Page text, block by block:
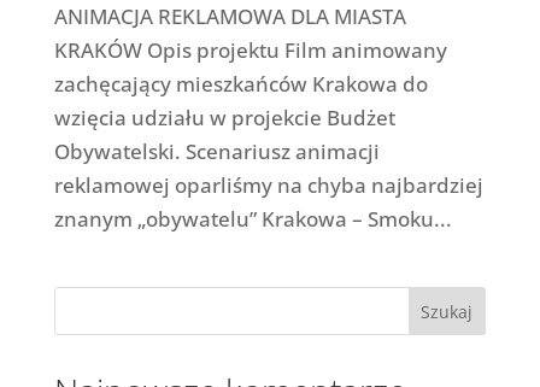
ANIMACJA REKLAMOWA DLA MIASTA
KRAKÓW Opis projektu Film animowany
zachęcający mieszkańców Krakowa do
wzięcia udziału w projekcie Budżet
Obywatelski. Scenariusz animacji
reklamowej oparliśmy na chyba najbardziej
znanym „obywatelu” Krakowa – Smoku...